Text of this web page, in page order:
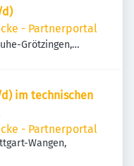
d)
- Partnerportal
Grötzingen,
im technischen
- Partnerportal
Wangen,